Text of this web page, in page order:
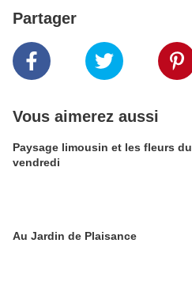
Partager
Vous aimerez aussi
Paysage limousin et les fleurs du
vendredi
Au Jardin de Plaisance